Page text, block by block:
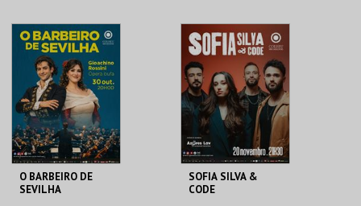
COLISEU
MICAELENSE
MAIS INFO
COMPRAR
COLISEU
MICAELENSE
MAIS INFO
COMPRAR
O BARBEIRO DE
SEVILHA
SOFIA SILVA &
CODE